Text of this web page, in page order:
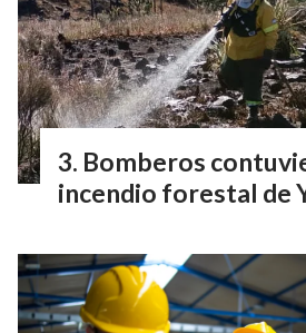
Bomberos
incendio forestal de